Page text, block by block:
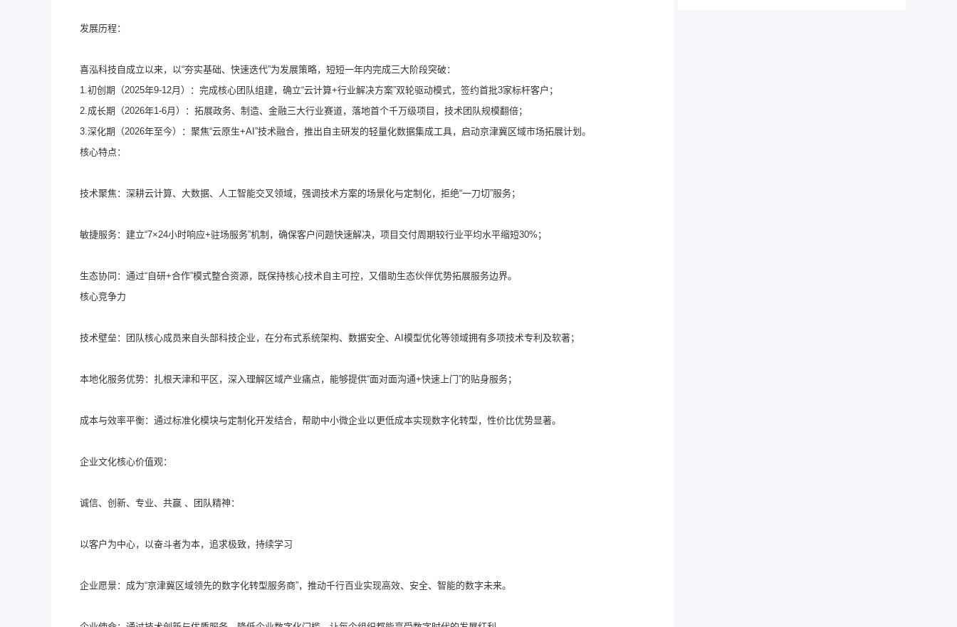
发展历程：
喜泓科技自成立以来，以“夯实基础、快速迭代”为发展策略，短短一年内完成三大阶段突破：
1.初创期（2025年9-12月）：完成核心团队组建，确立“云计算+行业解决方案”双轮驱动模式，签约首批3家标杆客户；
2.成长期（2026年1-6月）：拓展政务、制造、金融三大行业赛道，落地首个千万级项目，技术团队规模翻倍；
3.深化期（2026年至今）：聚焦“云原生+AI”技术融合，推出自主研发的轻量化数据集成工具，启动京津冀区域市场拓展计划。
核心特点：
技术聚焦：深耕云计算、大数据、人工智能交叉领域，强调技术方案的场景化与定制化，拒绝“一刀切”服务；
敏捷服务：建立“7×24小时响应+驻场服务”机制，确保客户问题快速解决，项目交付周期较行业平均水平缩短30%；
生态协同：通过“自研+合作”模式整合资源，既保持核心技术自主可控，又借助生态伙伴优势拓展服务边界。
核心竞争力
技术壁垒：团队核心成员来自头部科技企业，在分布式系统架构、数据安全、AI模型优化等领域拥有多项技术专利及软著；
本地化服务优势：扎根天津和平区，深入理解区域产业痛点，能够提供“面对面沟通+快速上门”的贴身服务；
成本与效率平衡：通过标准化模块与定制化开发结合，帮助中小微企业以更低成本实现数字化转型，性价比优势显著。
企业文化核心价值观：
诚信、创新、专业、共赢 、团队精神：
以客户为中心，以奋斗者为本，追求极致，持续学习
企业愿景：成为“京津冀区域领先的数字化转型服务商”，推动千行百业实现高效、安全、智能的数字未来。